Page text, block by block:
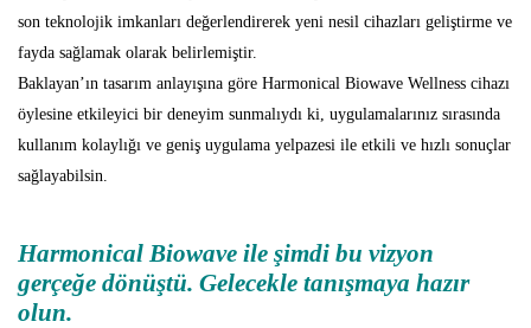
son teknolojik imkanları değerlendirerek yeni nesil cihazları geliştirme ve
fayda sağlamak olarak belirlemiştir.
Baklayan’ın tasarım anlayışına göre Harmonical Biowave Wellness cihazı
öylesine etkileyici bir deneyim sunmalıydı ki, uygulamalarınız sırasında
kullanım kolaylığı ve geniş uygulama yelpazesi ile etkili ve hızlı sonuçlar
sağlayabilsin.
Harmonical Biowave ile şimdi bu vizyon
gerçeğe dönüştü. Gelecekle tanışmaya hazır
olun.